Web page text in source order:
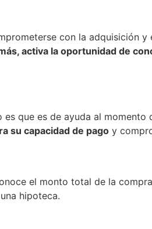
con la adquisición
activa la oportunidad de
que es de ayuda al
su capacidad de pago y
el monto total de la
hipoteca.